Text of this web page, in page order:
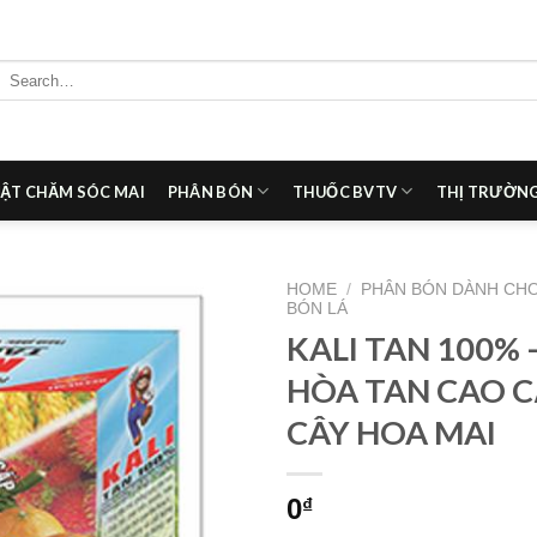
Search
CHĂM SÓC MAI PHÂN BÓN THUỐC BVTV THỊ
HOME /
PHÂN BÓN DÀNH
BÓN LÁ
KALI TAN 100%
HÒA TAN CAO
CÂY HOA MAI
0₫